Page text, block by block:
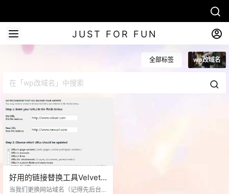
JUST FOR FUN
全部标签 wp改域名
好用的链接替换工具Velvet
Blues Update URLs
当我们更换网站域名（记得先后台